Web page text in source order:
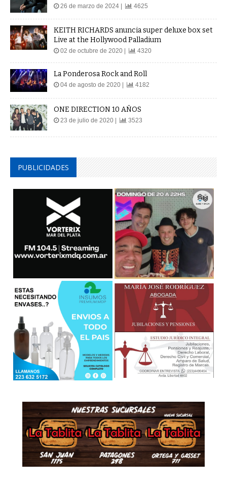
26 de marzo de 2024 | 4625
KEITH RICHARDS anuncia super deluxe box set
Live at the Hollywood Palladium
02 de octubre de 2020 | 4320
La Ponderosa Rock and Roll
04 de agosto de 2020 | 4182
ONE DIRECTION 10 AÑOS
23 de julio de 2020 | 3523
PUBLICIDADES